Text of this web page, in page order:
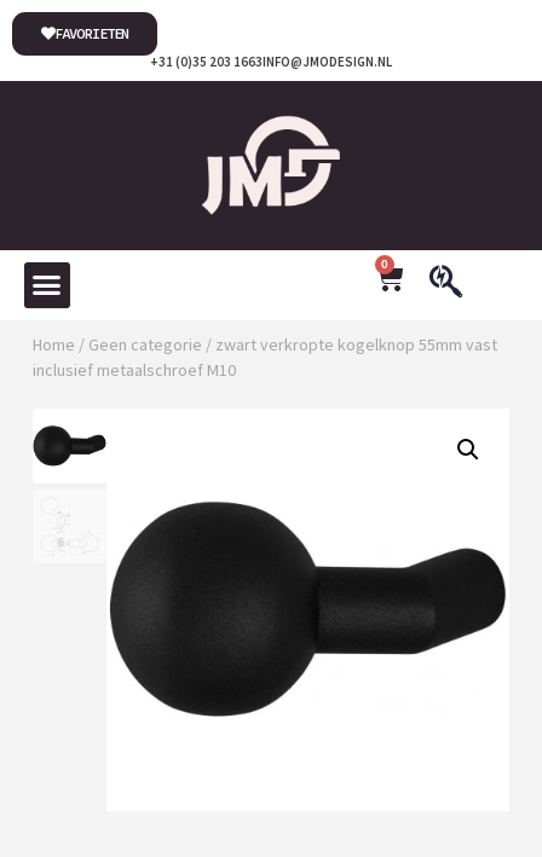
INFO@JMODESIGN.NL
+31 (0)35 203 1663
FAVORIETEN
0
Home / Geen categorie / zwart verkropte kogelknop 55mm vast
inclusief metaalschroef M10